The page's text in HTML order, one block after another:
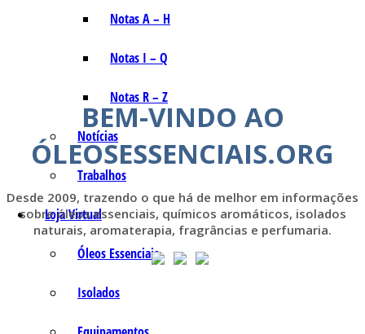
Notas A – H
Notas I – Q
Notas R – Z
Notícias
Trabalhos
Loja Virtual
Óleos Essenciais
Isolados
BEM-VINDO AO
ÓLEOSESSENCIAIS.ORG
Desde 2009, trazendo o que há de melhor em informações
sobre óleos essenciais, químicos aromáticos, isolados
naturais, aromaterapia, fragrâncias e perfumaria.